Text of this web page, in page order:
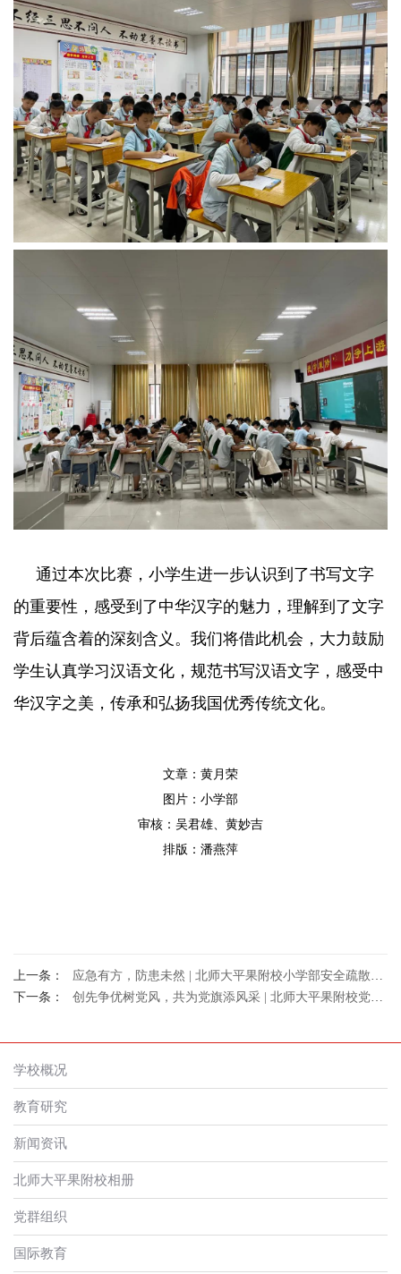
通过本次比赛，小学生进一步认识到了书写文字
的重要性，感受到了中华汉字的魅力，理解到了文字
背后蕴含着的深刻含义。我们将借此机会，大力鼓励
学生认真学习汉语文化，规范书写汉语文字，感受中
华汉字之美，传承和弘扬我国优秀传统文化。
文章：黄月荣
图片：小学部
审核：吴君雄、黄妙吉
排版：潘燕萍
上一条：
应急有方，防患未然 | 北师大平果附校小学部安全疏散演练
下一条：
创先争优树党风，共为党旗添风采 | 北师大平果附校党支部迎七一庆祝建党99周年主题实践活动
学校概况
教育研究
新闻资讯
北师大平果附校相册
党群组织
国际教育